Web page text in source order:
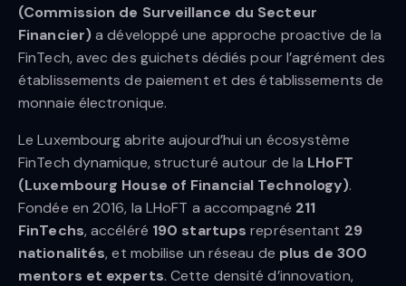
(Commission de Surveillance du Secteur
Financier)a développé une approche proactive de la
FinTech, avec des guichets dédiés pour l’agrément des
établissements de paiement et des établissements de
monnaie électronique.
Le Luxembourg abrite aujourd’hui un écosystème
FinTech dynamique, structuré autour de la LHoFT
(Luxembourg House of Financial Technology).
Fondée en 2016, la LHoFT a accompagné 211
FinTechs, accéléré 190 startups représentant 29
nationalités, et mobilise un réseau de plus de 300
mentors et experts. Cette densité d’innovation,